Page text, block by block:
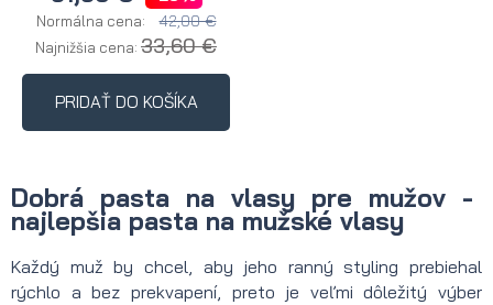
Normálna cena: 42,00 €
Najnižšia cena: 33,60 €
PRIDAŤ DO KOŠÍKA
Dobrá pasta na vlasy pre mužov -
najlepšia pasta na mužské vlasy
Každý muž by chcel, aby jeho ranný styling prebiehal
rýchlo a bez prekvapení, preto je veľmi dôležitý výber